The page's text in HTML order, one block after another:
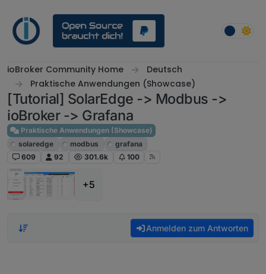
ioBroker Community Home
Deutsch
Praktische Anwendungen (Showcase)
[Tutorial] SolarEdge -> Modbus ->
ioBroker -> Grafana
Praktische Anwendungen (Showcase)
solaredge
modbus
grafana
609
92 301.6k 100
+5
Anmelden zum Antworten